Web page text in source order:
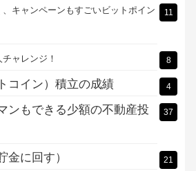
管理（ハードウェア、ウェブ、クラ 11
やり方、MT4アプリ） 13
キャンペーンもすごいビットポイン 11